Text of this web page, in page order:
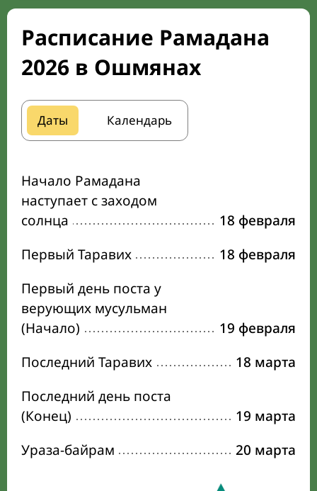
Расписание Рамадана
2026 в Ошмянах
Даты Календарь
Начало Рамадана
наступает с заходом
солнца
18 февраля
Первый Таравих
18 февраля
Первый день поста у
верующих мусульман
(Начало)
19 февраля
Последний Таравих
18 марта
Последний день поста
(Конец)
19 марта
Ураза-байрам
20 марта